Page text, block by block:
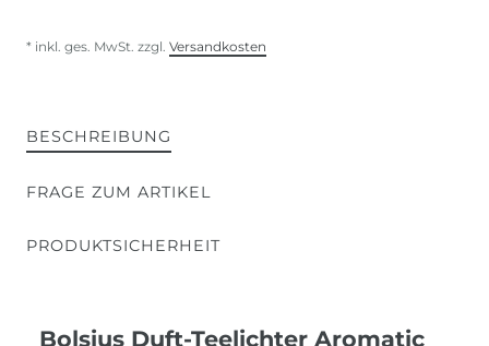
* inkl. ges. MwSt. zzgl. Versandkosten
BESCHREIBUNG
FRAGE ZUM ARTIKEL
PRODUKTSICHERHEIT
Bolsius Duft-Teelichter Aromatic